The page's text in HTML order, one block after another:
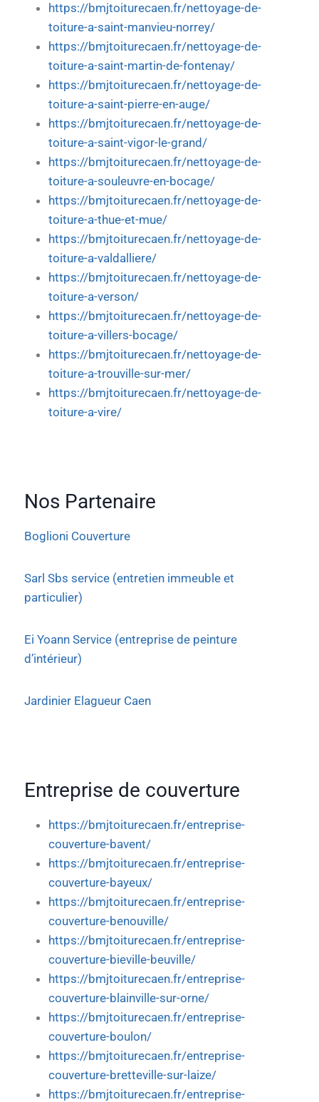
https://bmjtoiturecaen.fr/nettoyage-de-
toiture-a-saint-manvieu-norrey/
https://bmjtoiturecaen.fr/nettoyage-de-
toiture-a-saint-martin-de-fontenay/
https://bmjtoiturecaen.fr/nettoyage-de-
toiture-a-saint-pierre-en-auge/
https://bmjtoiturecaen.fr/nettoyage-de-
toiture-a-saint-vigor-le-grand/
https://bmjtoiturecaen.fr/nettoyage-de-
toiture-a-souleuvre-en-bocage/
https://bmjtoiturecaen.fr/nettoyage-de-
toiture-a-thue-et-mue/
https://bmjtoiturecaen.fr/nettoyage-de-
toiture-a-valdalliere/
https://bmjtoiturecaen.fr/nettoyage-de-
toiture-a-verson/
https://bmjtoiturecaen.fr/nettoyage-de-
toiture-a-villers-bocage/
https://bmjtoiturecaen.fr/nettoyage-de-
toiture-a-trouville-sur-mer/
https://bmjtoiturecaen.fr/nettoyage-de-
toiture-a-vire/
Nos Partenaire
Boglioni Couverture
Sarl Sbs service (entretien immeuble et
particulier)
Ei Yoann Service (entreprise de peinture
d’intérieur)
Jardinier Elagueur Caen
Entreprise de couverture
https://bmjtoiturecaen.fr/entreprise-
couverture-bavent/
https://bmjtoiturecaen.fr/entreprise-
couverture-bayeux/
https://bmjtoiturecaen.fr/entreprise-
couverture-benouville/
https://bmjtoiturecaen.fr/entreprise-
couverture-bieville-beuville/
https://bmjtoiturecaen.fr/entreprise-
couverture-blainville-sur-orne/
https://bmjtoiturecaen.fr/entreprise-
couverture-boulon/
https://bmjtoiturecaen.fr/entreprise-
couverture-bretteville-sur-laize/
https://bmjtoiturecaen.fr/entreprise-